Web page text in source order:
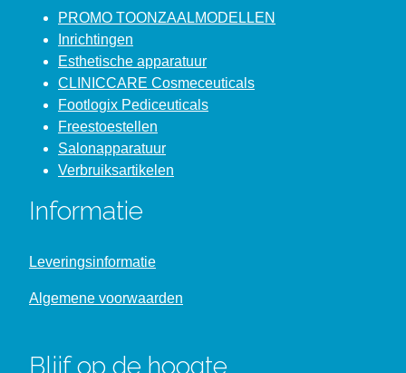
PROMO TOONZAALMODELLEN
Inrichtingen
Esthetische apparatuur
CLINICCARE Cosmeceuticals
Footlogix Pediceuticals
Freestoestellen
Salonapparatuur
Verbruiksartikelen
Informatie
Leveringsinformatie
Algemene voorwaarden
Blijf op de hoogte